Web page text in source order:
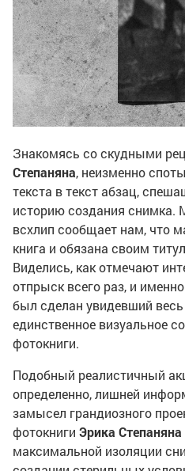
Знакомясь со скудными
Степаняна, неизменно
текста в текст абзац,
историю создания снимка.
всхлип сообщает нам, что
книга и обязана своим
Виделись, как отмечают
отпрыск всего раз, и
был сделан увидевший
единственное визуальное
фотокниги.
Подобный реалистичный
определенно, лишней
замысел грандиозного
фотокниги Эрика Степаняна
максимальной изоляции